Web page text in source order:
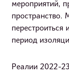
мероприятий,
пространство.
период
Реалии 2022-